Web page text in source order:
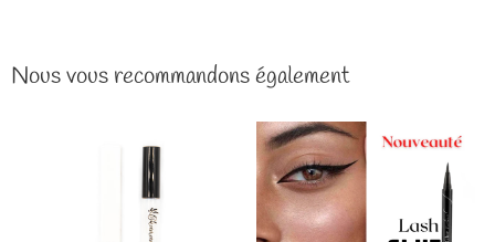
Nous vous recommandons également